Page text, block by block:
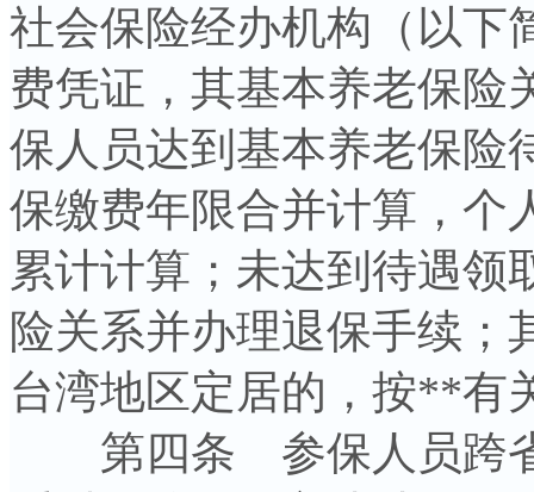
社会保险经办机构（以下
费凭证，其基本养老保险
保人员达到基本养老保险
保缴费年限合并计算，个
累计计算；未达到待遇领
险关系并办理退保手续；
台湾地区定居的，按**有
第四条 参保人员跨省